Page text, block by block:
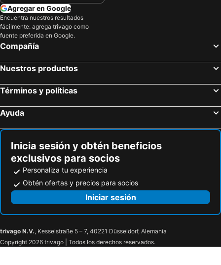
Agregar en Google
Encuentra nuestros resultados
fácilmente: agrega trivago como
fuente preferida en Google.
Compañía
Nuestros productos
Términos y políticas
Ayuda
Inicia sesión y obtén beneficios
exclusivos para socios
Personaliza tu experiencia
Obtén ofertas y precios para socios
Iniciar sesión
trivago N.V., Kesselstraße 5 – 7, 40221 Düsseldorf, Alemania
Copyright 2026 trivago | Todos los derechos reservados.